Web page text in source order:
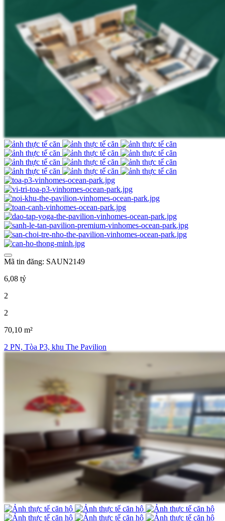
Mã tin đăng: SAUN2149
6,08 tỷ
2
2
70,10 m²
2 PN, Tòa P3, khu The Pavilion